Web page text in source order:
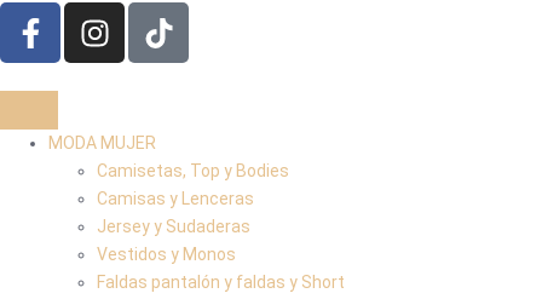
MODA MUJER
Camisetas, Top y Bodies
Camisas y Lenceras
Jersey y Sudaderas
Vestidos y Monos
Faldas pantalón y faldas y Short